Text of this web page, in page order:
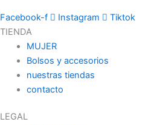
Facebook-f Instagram
Tiktok
TIENDA
MUJER
Bolsos y accesorios
nuestras tiendas
contacto
LEGAL